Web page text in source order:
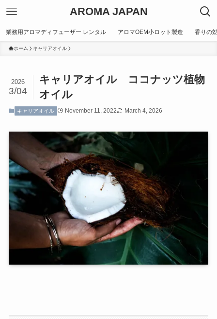
AROMA JAPAN
業務用アロマディフューザー レンタル アロマOEM小ロット製造 香りの
ホーム キャリアオイル
キャリアオイル ココナッツ植物
オイル
2026
3/04
キャリアオイル November 11, 2022 March 4, 2026